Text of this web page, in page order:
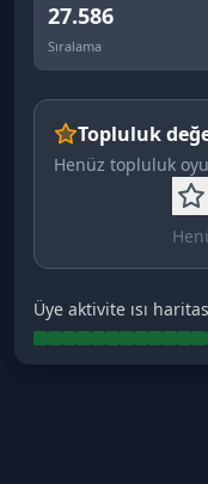
27.586
Sıralama
Topluluk
Henüz topluluk
Üye aktivite ısı